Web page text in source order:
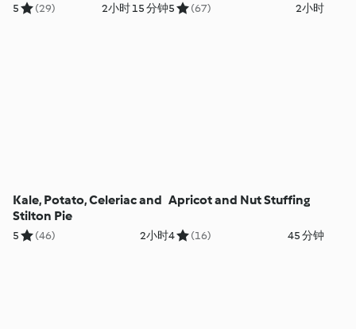
5 (29) 2小时 15 分钟5 (67) 2小时
Kale, Potato, Celeriac and
Stilton Pie
5 (46) 2小时
Apricot and Nut Stuffing
4 (16) 45 分钟